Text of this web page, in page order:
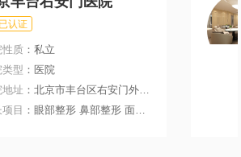
已认证
性质 ：私立
类型 ：医院
地址 ：北京市丰台区右安门外大街199号
目 ：眼部整形 鼻部整形 面部轮廓 微整注射